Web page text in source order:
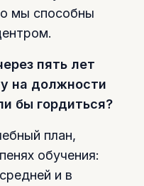
мы способны
пять лет
на должности
бы гордиться?
план,
обучения:
и в